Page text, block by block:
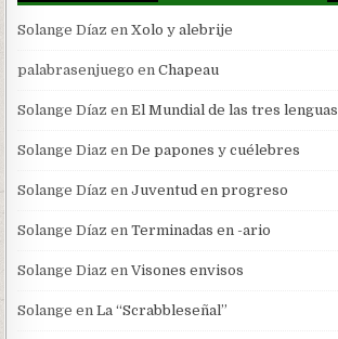
Solange Díaz enXolo y alebrije
palabrasenjuego enChapeau
Solange Díaz enEl Mundial de las tres lenguas
Solange Diaz enDe papones y cuélebres
Solange Díaz enJuventud en progreso
Solange Díaz enTerminadas en -ario
Solange Diaz enVisones envisos
Solange enLa “Scrabbleseñal”